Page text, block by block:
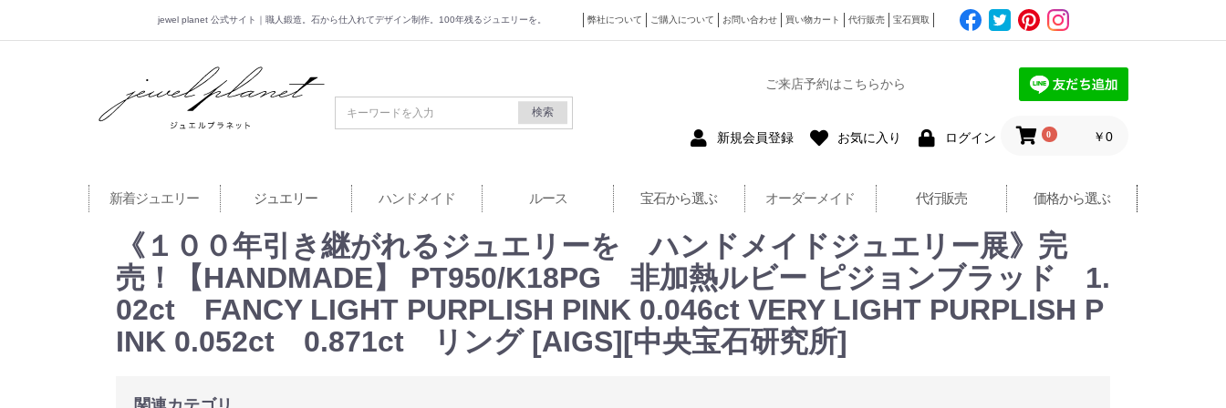
jewel planet 公式サイト｜職人鍛造。石から仕入れてデザイン制作。100年残るジュエリーを。 弊社について ご購入について お問い合わせ 買い物カート 代行販売 宝石買取
jewel planet 公式サイト
検索
ご来店予約はこちらから
新規会員登録 お気に入り ログイン 0 ￥0
新着ジュエリー ジュエリー ハンドメイド ルース 宝石から選ぶ オーダーメイド 代行販売 価格から選ぶ
《１００年引き継がれるジュエリーを ハンドメイドジュエリー展》完
売！【HANDMADE】 PT950/K18PG 非加熱ルビー ピジョンブラッド 1.
02ct FANCY LIGHT PURPLISH PINK 0.046ct VERY LIGHT PURPLISH P
INK 0.052ct 0.871ct リング [AIGS][中央宝石研究所]